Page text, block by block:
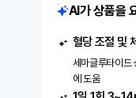
끊고 유지하는 용도로
에 12- 15만원선으로 하
워서 알약을 먹고싶다.
물 120ml 이하와 , 먹은
시키는데 어렵지않은사
7mg는 다이어트 의지
이랑 비슷한편 , 14mg
욕이 일반인을 넘는 사
AI가 상품을
혈당 조절 및
세마글루타이드
에 도움